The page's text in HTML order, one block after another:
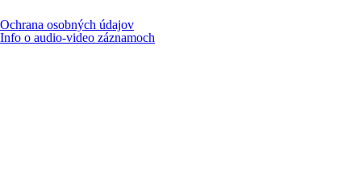
Ochrana osobných údajov
Info o audio-video záznamoch